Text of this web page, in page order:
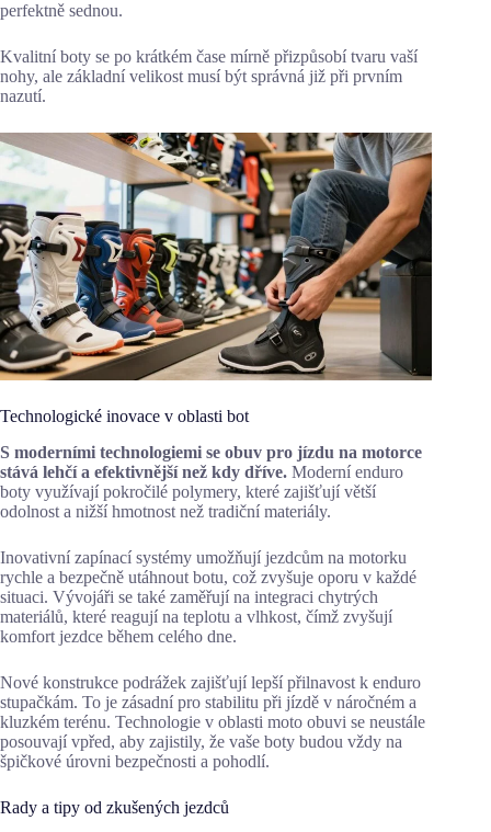
perfektně sednou.
Kvalitní boty se po krátkém čase mírně přizpůsobí tvaru vaší
nohy, ale základní velikost musí být správná již při prvním
nazutí.
Technologické inovace v oblasti bot
S moderními technologiemi se obuv pro jízdu na motorce
stává lehčí a efektivnější než kdy dříve. Moderní enduro
boty využívají pokročilé polymery, které zajišťují větší
odolnost a nižší hmotnost než tradiční materiály.
Inovativní zapínací systémy umožňují jezdcům na motorku
rychle a bezpečně utáhnout botu, což zvyšuje oporu v každé
situaci. Vývojáři se také zaměřují na integraci chytrých
materiálů, které reagují na teplotu a vlhkost, čímž zvyšují
komfort jezdce během celého dne.
Nové konstrukce podrážek zajišťují lepší přilnavost k enduro
stupačkám. To je zásadní pro stabilitu při jízdě v náročném a
kluzkém terénu. Technologie v oblasti moto obuvi se neustále
posouvají vpřed, aby zajistily, že vaše boty budou vždy na
špičkové úrovni bezpečnosti a pohodlí.
Rady a tipy od zkušených jezdců